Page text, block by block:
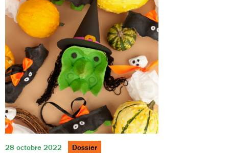
28 octobre 2022 Dossier